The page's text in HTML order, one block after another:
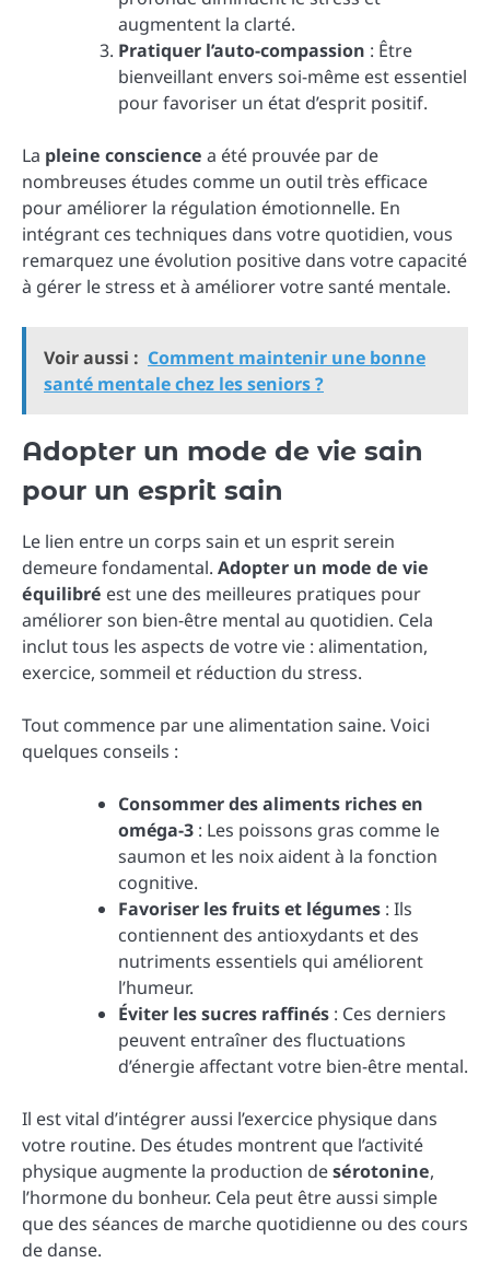
augmentent la clarté.
Pratiquer l’auto-compassion : Être
bienveillant envers soi-même est essentiel
pour favoriser un état d’esprit positif.
La pleine conscience a été prouvée par de
nombreuses études comme un outil très efficace
pour améliorer la régulation émotionnelle. En
intégrant ces techniques dans votre quotidien, vous
remarquez une évolution positive dans votre capacité
à gérer le stress et à améliorer votre santé mentale.
Voir aussi : Comment maintenir une bonne
santé mentale chez les seniors ?
Adopter un mode de vie sain
pour un esprit sain
Le lien entre un corps sain et un esprit serein
demeure fondamental. Adopter un mode de vie
équilibré est une des meilleures pratiques pour
améliorer son bien-être mental au quotidien. Cela
inclut tous les aspects de votre vie : alimentation,
exercice, sommeil et réduction du stress.
Tout commence par une alimentation saine. Voici
quelques conseils :
Consommer des aliments riches en
oméga-3 : Les poissons gras comme le
saumon et les noix aident à la fonction
cognitive.
Favoriser les fruits et légumes : Ils
contiennent des antioxydants et des
nutriments essentiels qui améliorent
l’humeur.
Éviter les sucres raffinés : Ces derniers
peuvent entraîner des fluctuations
d’énergie affectant votre bien-être mental.
Il est vital d’intégrer aussi l’exercice physique dans
votre routine. Des études montrent que l’activité
physique augmente la production desérotonine,
l’hormone du bonheur. Cela peut être aussi simple
que des séances de marche quotidienne ou des cours
de danse.